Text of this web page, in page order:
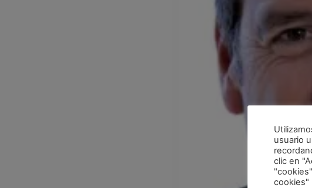
usuario
clic en
cookies"